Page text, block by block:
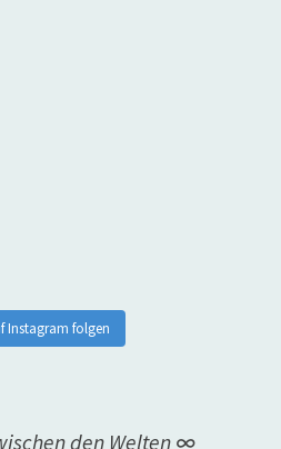
Instagram folgen
den Welten ∞